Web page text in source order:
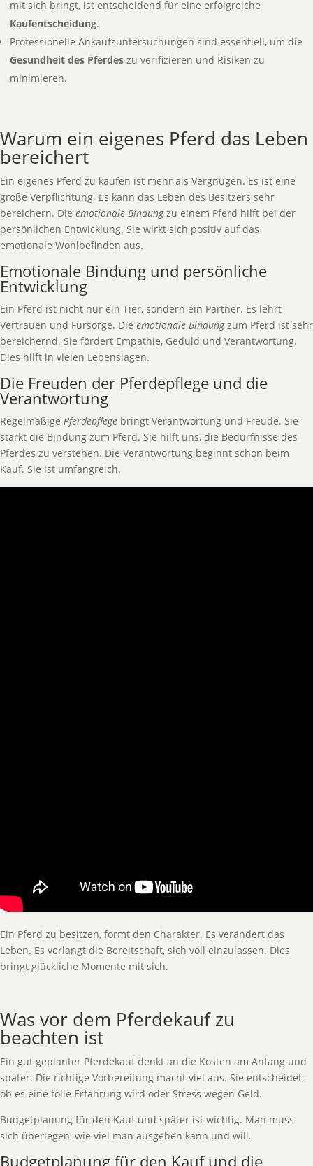
mit sich bringt, ist entscheidend für eine erfolgreiche
Kaufentscheidung.
Professionelle Ankaufsuntersuchungen sind essentiell, um die
Gesundheit des Pferdes zu verifizieren und Risiken zu
minimieren.
Warum ein eigenes Pferd das Leben
bereichert
Ein eigenes Pferd zu kaufen ist mehr als Vergnügen. Es ist eine
große Verpflichtung. Es kann das Leben des Besitzers sehr
bereichern. Die emotionale Bindungzu einem Pferd hilft bei der
persönlichen Entwicklung. Sie wirkt sich positiv auf das
emotionale Wohlbefinden aus.
Emotionale Bindung und persönliche
Entwicklung
Ein Pferd ist nicht nur ein Tier, sondern ein Partner. Es lehrt
Vertrauen und Fürsorge. Die emotionale Bindungzum Pferd ist sehr
bereichernd. Sie fördert Empathie, Geduld und Verantwortung.
Dies hilft in vielen Lebenslagen.
Die Freuden der Pferdepflege und die
Verantwortung
Regelmäßige Pferdepflege bringt Verantwortung und Freude. Sie
stärkt die Bindung zum Pferd. Sie hilft uns, die Bedürfnisse des
Pferdes zu verstehen. Die Verantwortung beginnt schon beim
Kauf. Sie ist umfangreich.
Ein Pferd zu besitzen, formt den Charakter. Es verändert das
Leben. Es verlangt die Bereitschaft, sich voll einzulassen. Dies
bringt glückliche Momente mit sich.
Was vor dem Pferdekauf zu
beachten ist
Ein gut geplanter Pferdekauf denkt an die Kosten am Anfang und
später. Die richtige Vorbereitung macht viel aus. Sie entscheidet,
ob es eine tolle Erfahrung wird oder Stress wegen Geld.
Budgetplanung für den Kauf und später ist wichtig. Man muss
sich überlegen, wie viel man ausgeben kann und will.
Budgetplanung für den Kauf und die